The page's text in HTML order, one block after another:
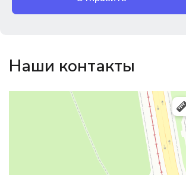
Наши контакты
Магазин резинотехники
Резиновые и резинотехнические изделия в
Садовый инвентарь и техника в Екатеринбурге